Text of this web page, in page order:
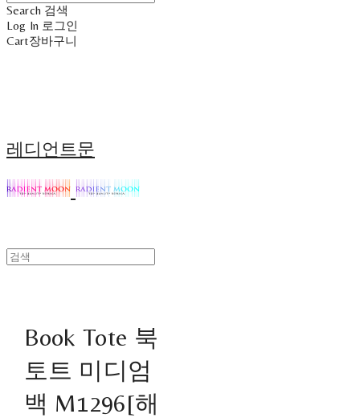
Search 검색
Log In 로그인
Cart장바구니
레디언트문
Book Tote 북
토트 미디엄
백 M1296[해